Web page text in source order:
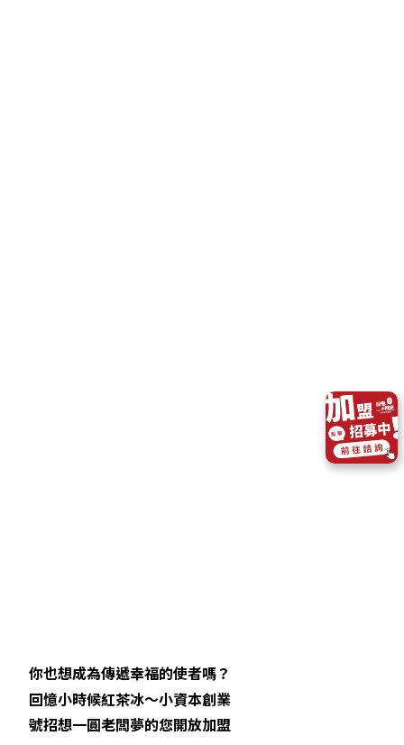
你也想成為傳遞幸福的使者嗎？
回憶小時候紅茶冰～小資本創業
號招想一圓老闆夢的您開放加盟